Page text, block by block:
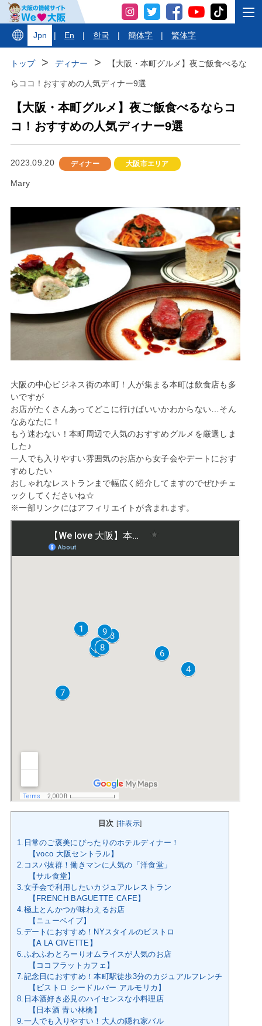
Jpn | En | 한국 | 簡体字 | 繁体字
トップ ディナー 【大阪・本町グルメ】夜ご飯食べるな
らココ！おすすめの人気ディナー9選
【大阪・本町グルメ】夜ご飯食べるならコ
コ！おすすめの人気ディナー9選
2023.09.20 ディナー 大阪市エリア
Mary
大阪の中心ビジネス街の本町！人が集まる本町は飲食店も多
いですが
お店がたくさんあってどこに行けばいいかわからない…そん
なあなたに！
もう迷わない！本町周辺で人気のおすすめグルメを厳選しま
した♪
一人でも入りやすい雰囲気のお店から女子会やデートにおす
すめしたい
おしゃれなレストランまで幅広く紹介してますのでぜひチェ
ックしてくださいね☆
※一部リンクにはアフィリエイトが含まれます。
目次 [非表示]
1.日常のご褒美にぴったりのホテルディナー！
【voco 大阪セントラル】
2.コスパ抜群！働きマンに人気の「洋食堂」
【サル食堂】
3.女子会で利用したいカジュアルレストラン
【FRENCH BAGUETTE CAFE】
4.極上とんかつが味わえるお店
【ニューベイブ】
5.デートにおすすめ！NYスタイルのビストロ
【A LA CIVETTE】
6.ふわふわとろーりオムライスが人気のお店
【ココフラットカフェ】
7.記念日におすすめ！本町駅徒歩3分のカジュアルフレンチ
【ビストロ シードルバー アルモリカ】
8.日本酒好き必見のハイセンスな小料理店
【日本酒 青い林檎】
9.一人でも入りやすい！大人の隠れ家バル